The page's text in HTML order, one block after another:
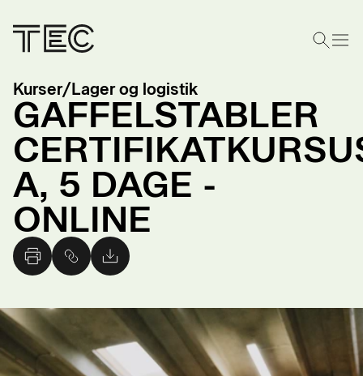
Kurser/Lager og logistik
GAFFELSTABLER
A, 5 DAGE -
ONLINE